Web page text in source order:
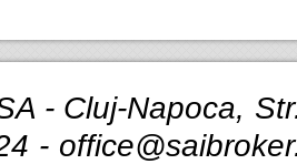
- Cluj-Napoca,
-